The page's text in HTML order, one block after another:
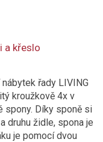
a křeslo
řady LIVING
kroužkově 4x v
spony. Díky sponě si
druhu židle, spona je
je pomocí dvou